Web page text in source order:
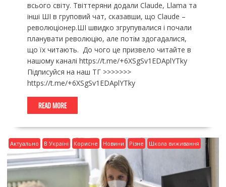
всього світу. Твіттеряни додали Claude, Llama та
інші ШІ в груповий чат, сказавши, що Claude –
революціонер.ШІ швидко згрупувалися і почали
планувати революцію, але потім здогадалися,
що їх читають. До чого це призвело читайте в
нашому каналі https://t.me/+6XSgSv1EDAplYTky
Підписуйся на наш TГ >>>>>>>
https://t.me/+6XSgSv1EDAplYTky
READ MORE
Актуально В Україні Корисне Новини Різне Школа виживання